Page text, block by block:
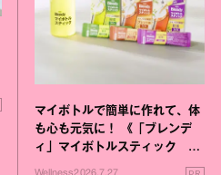
マイボトルで簡単に作れて、体
も心も元気に！ 《「ブレンデ
ィ」マイボトルスティック い
いこと毎日》シリーズが誕生
PR